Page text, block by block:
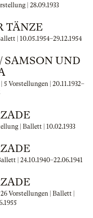
| 28.09.1933
TÄNZE
| 10.05.1954–29.12.1954
SAMSON UND
5 Vorstellungen | 20.11.1932–
| Ballett | 10.02.1933
| 24.10.1940–22.06.1941
Vorstellungen | Ballett |